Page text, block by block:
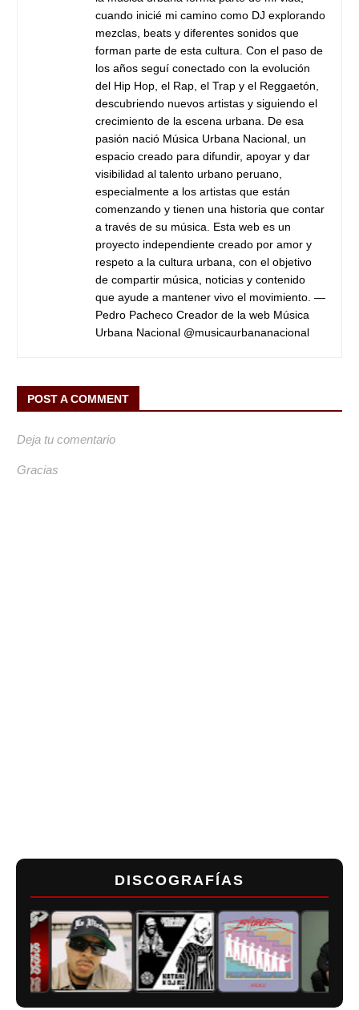
cuando inicié mi camino como DJ explorando
mezclas, beats y diferentes sonidos que
forman parte de esta cultura. Con el paso de
los años seguí conectado con la evolución
del Hip Hop, el Rap, el Trap y el Reggaetón,
descubriendo nuevos artistas y siguiendo el
crecimiento de la escena urbana. De esa
pasión nació Música Urbana Nacional, un
espacio creado para difundir, apoyar y dar
visibilidad al talento urbano peruano,
especialmente a los artistas que están
comenzando y tienen una historia que contar
a través de su música. Esta web es un
proyecto independiente creado por amor y
respeto a la cultura urbana, con el objetivo
de compartir música, noticias y contenido
que ayude a mantener vivo el movimiento. —
Pedro Pacheco Creador de la web Música
Urbana Nacional @musicaurbananacional
POST A COMMENT
Deja tu comentario
Gracias
DISCOGRAFÍAS